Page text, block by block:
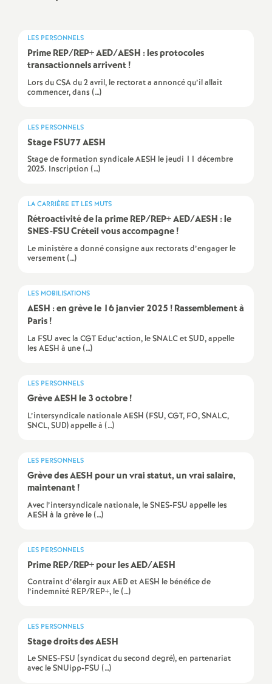
t
i
n
l
d
s
E
e
m
n
LES PERSONNELS
PrimeREP/REP+AED/AESH : les protocoles
transactionnels arrivent!
Lors du CSA du 2 avril, le rectorat a annoncé qu’il allait
commencer, dans (…)
LES PERSONNELS
StageFSU77AESH
Stage de formation syndicale AESH le jeudi 11 décembre
2025. Inscription (…)
LA CARRIÈRE ET LES MUTS
Rétroactivité de la primeREP/REP+AED/AESH : le
SNES-FSUCréteil vous accompagne!
Le ministère a donné consigne aux rectorats d’engager le
versement (…)
LES MOBILISATIONS
AESH : en grève le 16 janvier 2025 ! Rassemblement à
Paris!
La FSU avec la CGT Educ’action, le SNALC et SUD, appelle
les AESH à une (…)
LES PERSONNELS
GrèveAESHle 3 octobre!
L’intersyndicale nationale AESH (FSU, CGT, FO, SNALC,
SNCL, SUD) appelle à (…)
LES PERSONNELS
Grève desAESHpour un vrai statut, un vrai salaire,
maintenant!
Avec l’intersyndicale nationale, le SNES-FSU appelle les
AESH à la grève le (…)
LES PERSONNELS
PrimeREP/REP+ pour lesAED/AESH
Contraint d’élargir aux AED et AESH le bénéfice de
l’indemnité REP/REP+, le (…)
LES PERSONNELS
Stage droits desAESH
Le SNES-FSU (syndicat du second degré), en partenariat
avec le SNUipp-FSU (…)